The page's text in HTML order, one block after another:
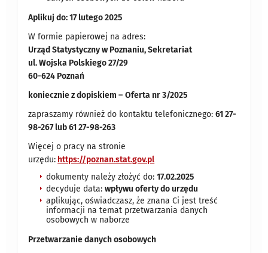
Aplikuj do: 17 lutego 2025
W formie papierowej na adres:
Urząd Statystyczny w Poznaniu, Sekretariat
ul. Wojska Polskiego 27/29
60-624 Poznań
koniecznie z dopiskiem – Oferta nr 3/2025
zapraszamy również do kontaktu telefonicznego:61 27-
98-267 lub 61 27-98-263
Więcej o pracy na stronie
urzędu: https://poznan.stat.gov.pl
dokumenty należy złożyć do:17.02.2025
decyduje data:wpływu oferty do urzędu
aplikując, oświadczasz, że znana Ci jest treść
informacji na temat przetwarzania danych
osobowych w naborze
Przetwarzanie danych osobowych